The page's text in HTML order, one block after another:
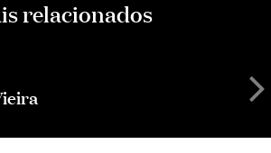
relacionados